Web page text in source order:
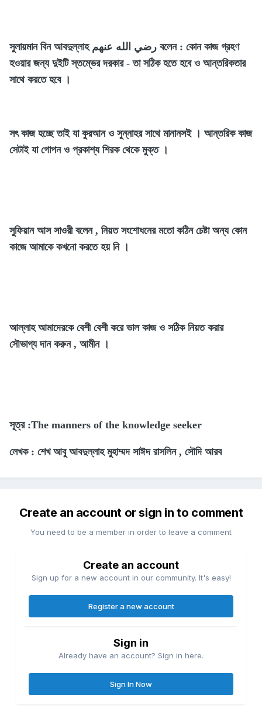
সুলায়মান বিন আবদুল্লাহ رضي الله عنهم বলেন : কোন কাজ গ্রহণ
হওয়ার জন্য দুইটি স্তম্ভের দরকার - তা সঠিক হতে হবে ও আন্তরিকতার
সাথে করতে হবে ।
সৎ কাজ হচ্ছে তাই যা কুরআন ও সুন্নাহর সাথে মানানসই । আন্তরিক কাজ
সেটাই যা গোপন ও প্রকাশ্য শিরক থেকে মুক্ত ।
সুফিয়ান আস সাওরী বলেন , নিয়ত সংশোধনের মতো কঠিন চেষ্টা অন্য কোন
কাজে আমাকে কখনো করতে হয় নি ।
আল্লাহ আমাদেরকে বেশী বেশী করে ভাল কাজ ও সঠিক নিয়ত করার
সৌভাগ্য দান করুন , আমীন ।
সূত্র :The manners of the knowledge seeker
লেখক : শেখ আবু আবদুল্লাহ মুহাম্মদ সাঈদ রাসলিন , সৌদি আরব
Create an account or sign in to comment
You need to be a member in order to leave a comment
Create an account
Sign up for a new account in our community. It's easy!
Register a new account
Sign in
Already have an account? Sign in here.
Sign In Now